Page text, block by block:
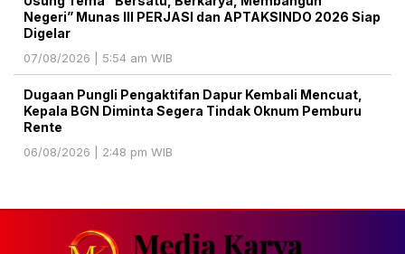
Negeri” Munas III PERJASI dan APTAKSINDO 2026 Siap
Digelar
07/08/2026 | 5:54 am WIB
Dugaan Pungli Pengaktifan Dapur Kembali Mencuat,
Kepala BGN Diminta Segera Tindak Oknum Pemburu
Rente
06/08/2026 | 2:48 pm WIB